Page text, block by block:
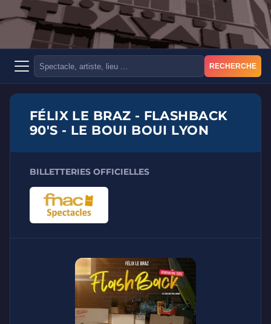
RECHERCHE
FÉLIX LE BRAZ - FLASHBACK
90'S - LE BOUI BOUI LYON
BILLETTERIES OFFICIELLES